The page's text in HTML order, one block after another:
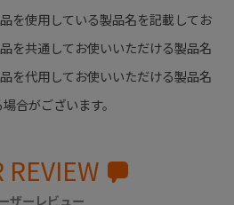
を使用している製品名を記載してお
を共通してお使いいただける製品名
を代用してお使いいただける製品名
合がございます。
REVIEW
ザーレビュー